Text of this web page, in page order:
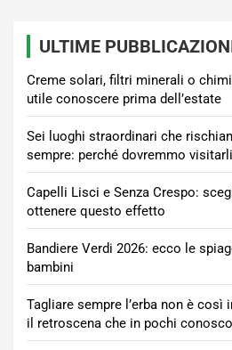
ULTIME
Creme solari, filtri minerali o
utile conoscere prima dell’estate
Sei luoghi straordinari che
sempre: perché dovremmo
Capelli Lisci e Senza Crespo:
ottenere questo effetto
Bandiere Verdi 2026: ecco le
bambini
Tagliare sempre l’erba non è così
il retroscena che in pochi